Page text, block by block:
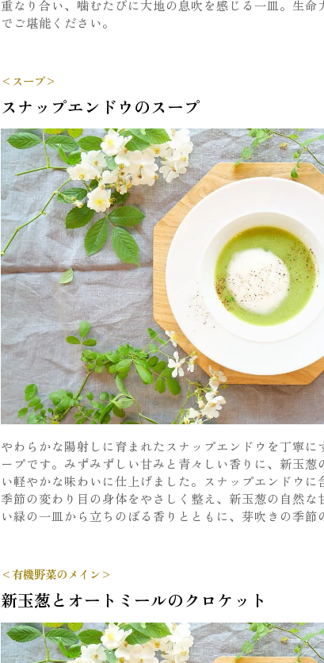
重なり合い、噛むたびに大地の息吹を感じる一皿。生命
でご堪能ください。
<スープ>
スナップエンドウのスープ
やわらかな陽射しに育まれたスナップエンドウを丁寧
ープです。みずみずしい甘みと青々しい香りに、新玉
い軽やかな味わいに仕上げました。スナップエンドウに
季節の変わり目の身体をやさしく整え、新玉葱の自然
い緑の一皿から立ちのぼる香りとともに、芽吹きの季節
<有機野菜のメイン>
新玉葱とオートミールのクロケット